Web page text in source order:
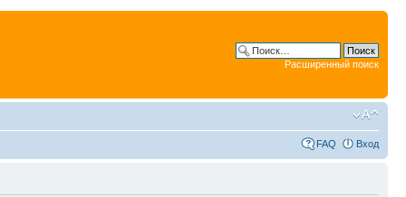
Расширенный поиск
FAQ Вход